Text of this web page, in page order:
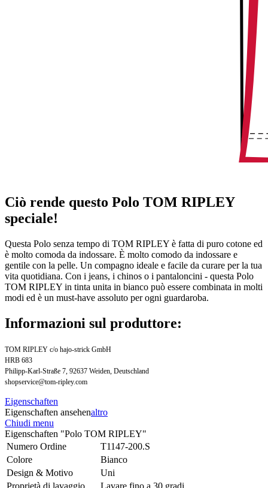
Ciò rende questo Polo TOM RIPLEY
speciale!
Questa Polo senza tempo di TOM RIPLEY è fatta di puro cotone ed
è molto comoda da indossare. È molto comodo da indossare e
gentile con la pelle. Un compagno ideale e facile da curare per la tua
vita quotidiana. Con i jeans, i chinos o i pantaloncini - questa Polo
TOM RIPLEY in tinta unita in bianco può essere combinata in molti
modi ed è un must-have assoluto per ogni guardaroba.
Informazioni sul produttore:
TOM RIPLEY c/o hajo-strick GmbH
HRB 683
Philipp-Karl-Straße 7, 92637 Weiden, Deutschland
shopservice@tom-ripley.com
Eigenschaften
Eigenschaften ansehenaltro
Chiudi menu
Eigenschaften "Polo TOM RIPLEY"
Numero Ordine
T1147-200.S
Colore
Bianco
Design & Motivo
Uni
Proprietà di lavaggio
Lavare fino a 30 gradi